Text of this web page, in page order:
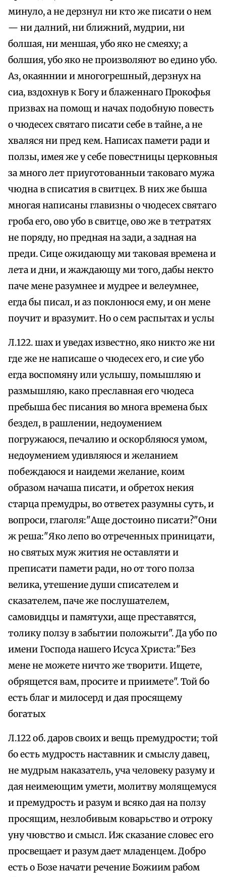
минуло, а не дерзнул ни кто же писати о нем
— ни далний, ни ближний, мудрии, ни
болшая, ни меншая, убо яко не смеяху; а
болшия, убо яко не произволяют во едино убо.
Аз, окаяннии и многогрешный, дерзнух на
сиа, вздохнув к Богу и блаженнаго Прокофья
призвах на помощ и начах подобную повесть
о чюдесех святаго писати себе в тайне, а не
хваляся ни пред кем. Написах памети ради и
ползы, имея же у себе повестницы церковныя
за много лет приуготованныи таковаго мужа
чюдна в списатия в свитцех. В них же быша
многая написаны главизны о чюдесех святаго
гроба его, ово убо в свитце, ово же в тетратях
не поряду, но предная на зади, а задная на
преди. Сице ожидающу ми таковая времена и
лета и дни, и жаждающу ми того, дабы некто
паче мене разумнее и мудрее и велеумнее,
егда бы писал, и аз поклонюся ему, и он мене
поучит и вразумит. Но о сем распытах и услы
Л.122. шах и уведах известно, яко никто же ни
где же не написаше о чюдесех его, и сие убо
егда воспомяну или услышу, помышляю и
размышляю, како преславная его чюдеса
пребыша бес писания во многа времена бых
бездел, в рашлении, недоумением
погружаюся, печалию и оскорбляюся умом,
недоумением удивляюся и желанием
побеждаюся и наидеми желание, коим
образом начаша писати, и обретох некия
старца премудры, во ответех разумны суть, и
вопроси, глаголя:"Аще достоино писати?"Они
ж реша:"Яко лепо во отреченных приницати,
но святых муж жития не оставляти и
преписати памети ради, но от того полза
велика, утешение души списателем и
сказателем, паче же послушателем,
самовидцы и памятухи, аще преставятся,
толику ползу в забытии положыти". Да убо по
имени Господа нашего Исуса Христа:"Без
мене не можете ничто же творити. Ищете,
обрящется вам, просите и приимете". Той бо
есть благ и милосерд и дая просящему
богатых
Л.122 об. даров своих и вещь премудрости; той
бо есть мудрость наставник и смыслу давец,
не мудрым наказатель, уча человеку разуму и
дая неимеющим умети, молитву молящемуся
и премудрость и разум и всяко дая на ползу
просящим, незлобивым коварьство и отроку
уну чювство и смысл. Иж сказание словес его
просвещает и разум дает младенцем. Добро
есть о Бозе начати речение Божиим рабом